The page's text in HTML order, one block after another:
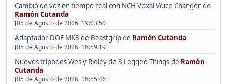
Cambio de voz en tiempo real con NCH Voxal Voice Changerde
Ramón Cutanda
[05 de Agosto de 2026, 19:03:50]
Adaptador DOF MK3 de Beastgripde Ramón Cutanda
[05 de Agosto de 2026, 18:59:19]
Nuevos trípodes Wes y Ridley de 3 Legged Thingsde Ramón
Cutanda
[05 de Agosto de 2026, 18:55:46]